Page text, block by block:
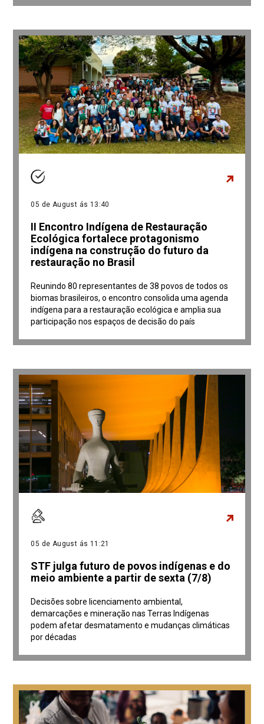
05 de August ás 13:40
II Encontro Indígena de Restauração
Ecológica fortalece protagonismo
indígena na construção do futuro da
restauração no Brasil
Reunindo 80 representantes de 38 povos de todos os
biomas brasileiros, o encontro consolida uma agenda
indígena para a restauração ecológica e amplia sua
participação nos espaços de decisão do país
05 de August ás 11:21
STF julga futuro de povos indígenas e do
meio ambiente a partir de sexta (7/8)
Decisões sobre licenciamento ambiental,
demarcações e mineração nas Terras Indígenas
podem afetar desmatamento e mudanças climáticas
por décadas